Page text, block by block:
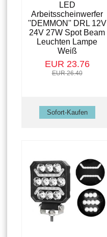
LED
Arbeitsscheinwerfer
''DEMMON'' DRL 12V
24V 27W Spot Beam
Leuchten Lampe
Weiß
EUR 23.76
EUR 26.40